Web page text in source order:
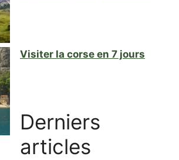
Visiter la corse en 7 jours
Derniers
articles